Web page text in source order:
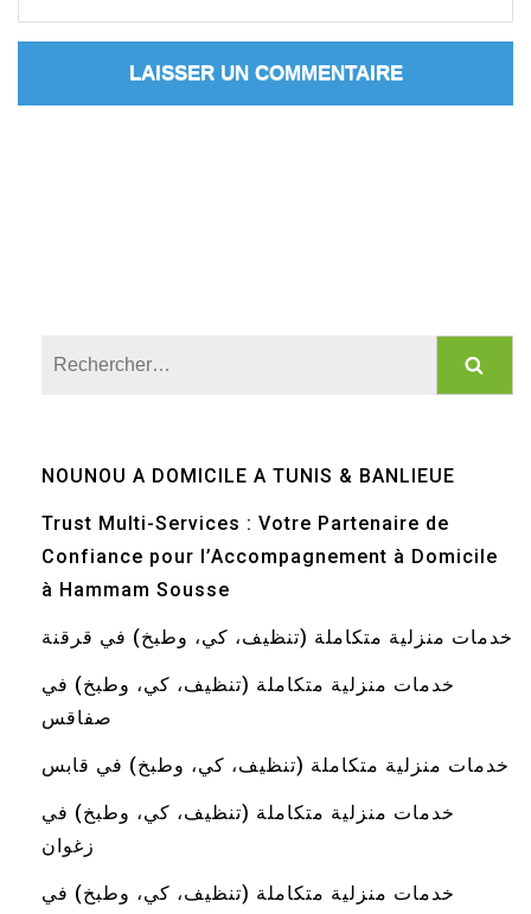
NOUNOU A DOMICILE A TUNIS & BANLIEUE
Trust Multi-Services : Votre Partenaire de
Confiance pour l’Accompagnement à Domicile
à Hammam Sousse
خدمات منزلية متكاملة (تنظيف، كي، وطبخ) في قرقنة
خدمات منزلية متكاملة (تنظيف، كي، وطبخ) في
صفاقس
خدمات منزلية متكاملة (تنظيف، كي، وطبخ) في قابس
خدمات منزلية متكاملة (تنظيف، كي، وطبخ) في
زغوان
خدمات منزلية متكاملة (تنظيف، كي، وطبخ) في